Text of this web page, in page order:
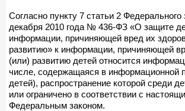
Согласно пункту 7 статьи 2 Федерального
декабря 2010 года № 436-ФЗ «О защите
информации, причиняющей вред их
развитию» к информации, причиняющей
(или) развитию детей относится
числе, содержащаяся в информационной
детей), распространение которой среди
или ограничено в соответствии с
Федеральным законом.